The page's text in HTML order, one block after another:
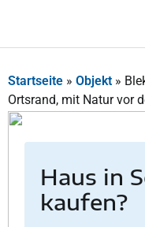
Startseite » Objekt »
Ortsrand, mit Natur vor
Haus in
kaufen?